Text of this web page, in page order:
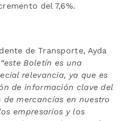
del 7,6%.
de Transporte, Ayda
“este Boletín es una
relevancia, ya que es
de información clave del
mercancías en nuestro
empresarios y los